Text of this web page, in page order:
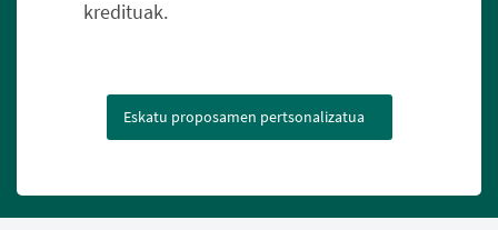
kredituak.
Eskatu proposamen pertsonalizatua